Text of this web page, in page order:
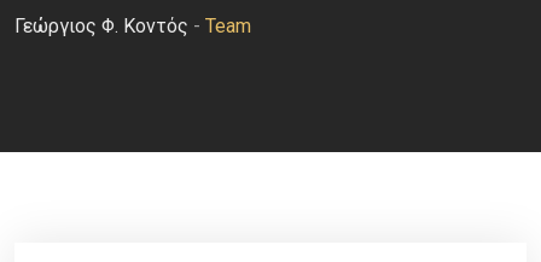
Γεώργιος Φ. Κοντός - Team